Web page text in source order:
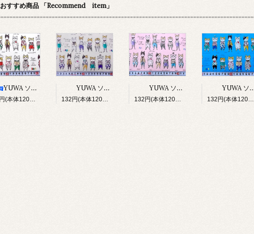
おすすめ商品 「Recommend item」
YUWA ソバカスキッズ Rough sketch（アイボリー）
132円(本体120円、税12円)
YUWA ソバカスキッズ Rough sketch（ライトグレージュ）
132円(本体120円、税12円)
YUWA ソバカスキッズ Rough sketch（ライトピンク）
132円(本体120円、税12円)
YUWA ソバカスキッズ Rough sketch（ブルー）
132円(本体120円、税12円)